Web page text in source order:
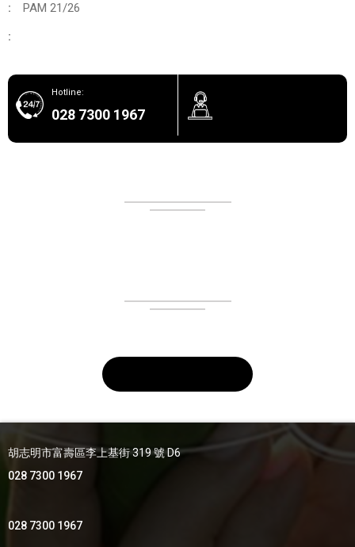
: PAM 21/26
:
Hotline:
028 7300 1967
胡志明市富壽區李上基街 319 號 D6
028 7300 1967
028 7300 1967